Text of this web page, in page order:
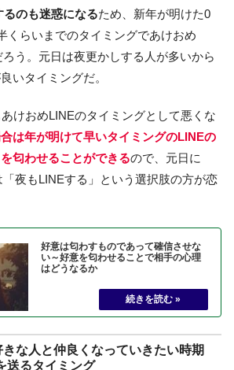
のも迷惑になるため、新年が明けた0
くらいまでのタイミングであけおめ
う。元日は夜更かしする人が多いから
いタイミングだ。
けおめLINEのタイミングとして悪くな
は年が明けて早いタイミングのLINEの
匂わせることができるので、元日に
夜もLINEする」という選択肢の方が恋
好意は匂わすものであって確信させな
い～好意を匂わせることで相手の心理
はどうなるか
な人と仲良くなっていきたい時期
送るタイミング